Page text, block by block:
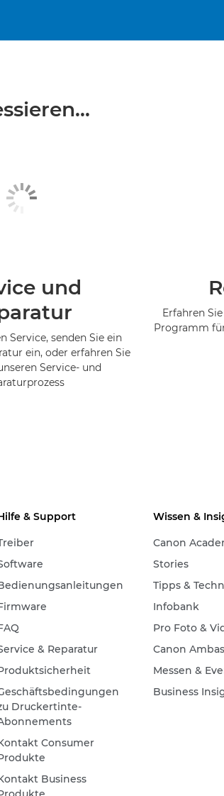
und
Service, senden Sie ein
ein, oder erfahren Sie
Service- und
Erfahren
Programm
& Support
& Reparatur
Druckertinte-
Consumer
Business
Wissen &
Canon
Stories
Tipps &
Infobank
Pro Foto &
Canon
Messen &
Business